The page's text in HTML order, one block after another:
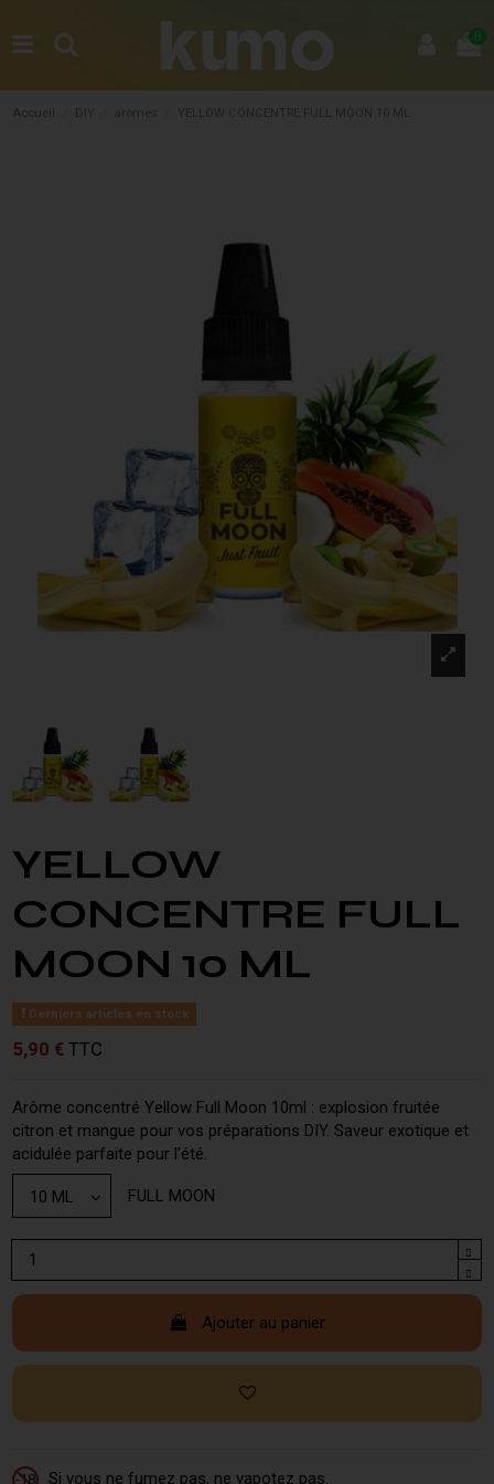
0
YELLOW
CONCENTRE FULL
MOON 10 ML
Derniers articles en stock
5,90 €TTC
Arôme concentré Yellow Full Moon 10ml : explosion fruitée
citron et mangue pour vos préparations DIY. Saveur exotique et
acidulée parfaite pour l'été.
FULL MOON
Ajouter au panier
-18 Si vous ne fumez pas, ne vapotez pas.